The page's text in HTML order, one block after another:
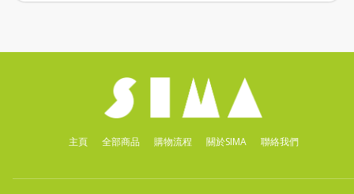
主頁 全部商品 購物流程 關於SIMA 聯絡我們